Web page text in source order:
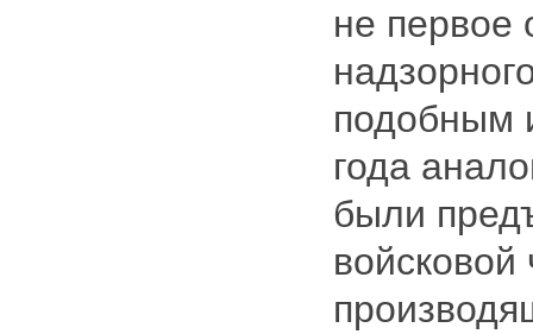
не первое
подобным
года
были
войсковой